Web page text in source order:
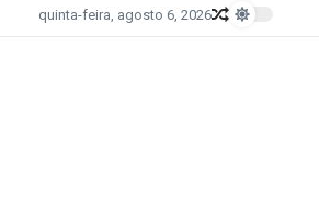
quinta-feira, agosto 6, 2026